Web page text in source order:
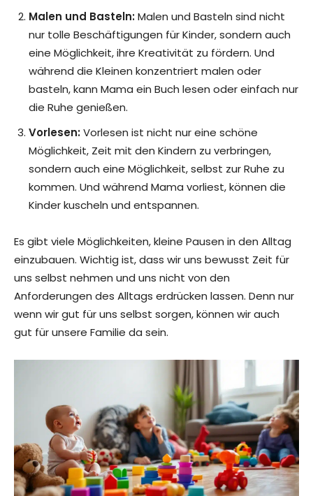
Malen und Basteln:Malen und Basteln sind nicht
nur tolle Beschäftigungen für Kinder, sondern auch
eine Möglichkeit, ihre Kreativität zu fördern. Und
während die Kleinen konzentriert malen oder
basteln, kann Mama ein Buch lesen oder einfach nur
die Ruhe genießen.
Vorlesen:Vorlesen ist nicht nur eine schöne
Möglichkeit, Zeit mit den Kindern zu verbringen,
sondern auch eine Möglichkeit, selbst zur Ruhe zu
kommen. Und während Mama vorliest, können die
Kinder kuscheln und entspannen.
Es gibt viele Möglichkeiten, kleine Pausen in den Alltag
einzubauen. Wichtig ist, dass wir uns bewusst Zeit für
uns selbst nehmen und uns nicht von den
Anforderungen des Alltags erdrücken lassen. Denn nur
wenn wir gut für uns selbst sorgen, können wir auch
gut für unsere Familie da sein.